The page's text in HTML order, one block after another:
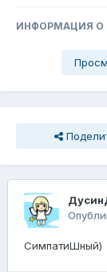
ИНФОРМАЦИЯ О
СимпатиШный)